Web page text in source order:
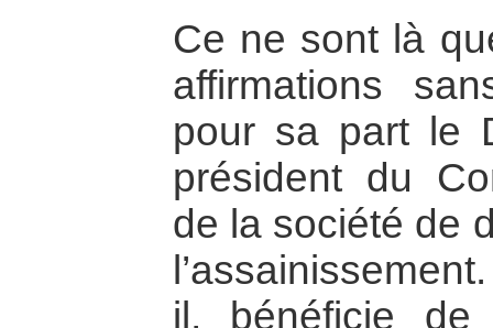
Ce ne sont là
affirmations
pour sa part le
président du
de la société de
il, bénéficie